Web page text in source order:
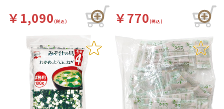
￥1,090(税込) ￥770(税込)